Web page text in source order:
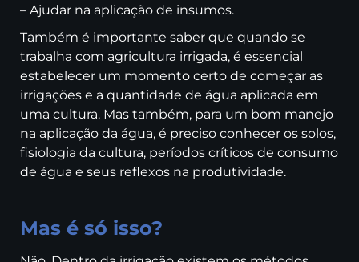
– Ajudar na aplicação de insumos.
Também é importante saber que quando se
trabalha com agricultura irrigada, é essencial
estabelecer um momento certo de começar as
irrigações e a quantidade de água aplicada em
uma cultura. Mas também, para um bom manejo
na aplicação da água, é preciso conhecer os solos,
fisiologia da cultura, períodos críticos de consumo
de água e seus reflexos na produtividade.
Mas é só isso?